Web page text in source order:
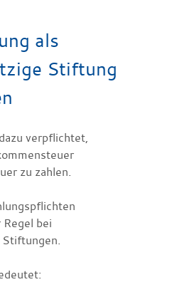
als
Stiftung
verpflichtet,
zu zahlen.
bei